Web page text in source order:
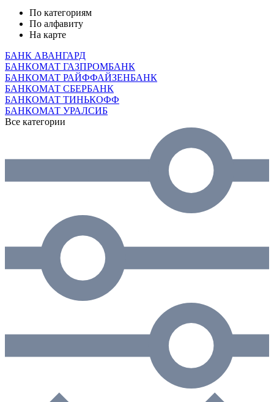
По категориям
По алфавиту
На карте
БАНК АВАНГАРД
БАНКОМАТ ГАЗПРОМБАНК
БАНКОМАТ РАЙФФАЙЗЕНБАНК
БАНКОМАТ СБЕРБАНК
БАНКОМАТ ТИНЬКОФФ
БАНКОМАТ УРАЛСИБ
Все категории